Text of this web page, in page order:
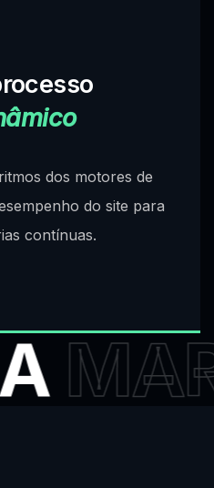
dos motores de
do site para
contínuas.